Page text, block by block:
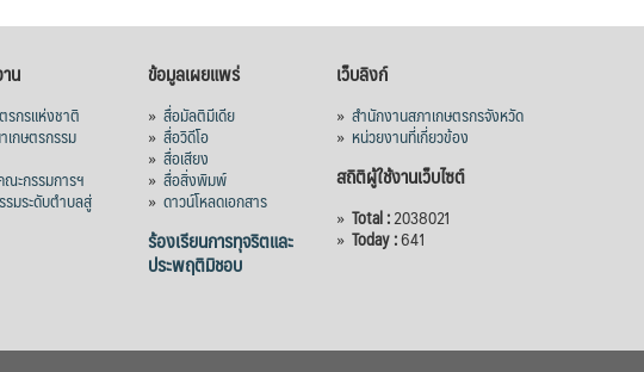
น
รกรแห่งชาติ
กษตรกรรม
ะกรรมการฯ
มระดับตำบลสู่
ข้อมูลเผยแพร่
» สื่อมัลติมีเดีย
» สื่อวิดีโอ
» สื่อเสียง
» สื่อสิ่งพิมพ์
» ดาวน์โหลดเอกสาร
ร้องเรียนการทุจริตและ
ประพฤติมิชอบ
เว็บลิงก์
» สำนักงานสภาเกษตรกรจังหวัด
» หน่วยงานที่เกี่ยวข้อง
สถิติผู้ใช้งานเว็บไซต์
» Total :2038021
» Today :641